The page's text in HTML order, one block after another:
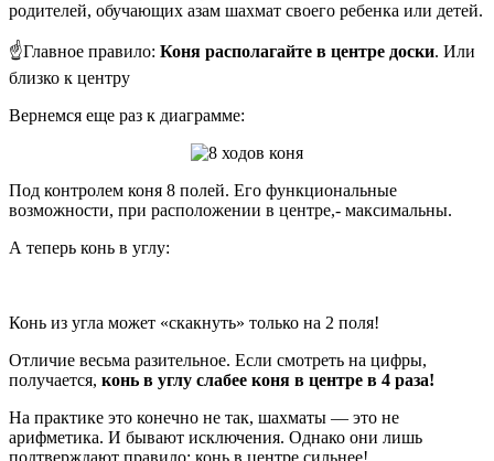
родителей, обучающих азам шахмат своего ребенка или детей.
☝️Главное правило: Коня располагайте в центре доски. Или
близко к центру
Вернемся еще раз к диаграмме:
Под контролем коня 8 полей. Его функциональные
возможности, при расположении в центре,- максимальны.
А теперь конь в углу:
Конь из угла может «скакнуть» только на 2 поля!
Отличие весьма разительное. Если смотреть на цифры,
получается, конь в углу слабее коня в центре в 4 раза!
На практике это конечно не так, шахматы — это не
арифметика. И бывают исключения. Однако они лишь
подтверждают правило: конь в центре сильнее!